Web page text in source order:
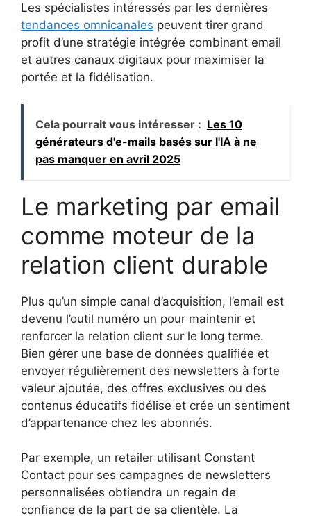
Les spécialistes intéressés par les dernières
tendances omnicanales peuvent tirer grand
profit d’une stratégie intégrée combinant email
et autres canaux digitaux pour maximiser la
portée et la fidélisation.
Cela pourrait vous intéresser : Les 10
générateurs d'e-mails basés sur l'IA à ne
pas manquer en avril 2025
Le marketing par email
comme moteur de la
relation client durable
Plus qu’un simple canal d’acquisition, l’email est
devenu l’outil numéro un pour maintenir et
renforcer la relation client sur le long terme.
Bien gérer une base de données qualifiée et
envoyer régulièrement des newsletters à forte
valeur ajoutée, des offres exclusives ou des
contenus éducatifs fidélise et crée un sentiment
d’appartenance chez les abonnés.
Par exemple, un retailer utilisant Constant
Contact pour ses campagnes de newsletters
personnalisées obtiendra un regain de
confiance de la part de sa clientèle. La